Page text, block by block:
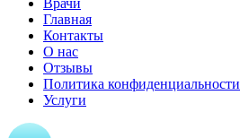
Врачи
Главная
Контакты
О нас
Отзывы
Политика конфиденциальности
Услуги